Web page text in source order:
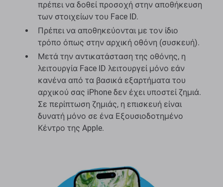
πρέπει να δοθεί προσοχή στην αποθήκευση
των στοιχείων του Face ID.
Πρέπει να αποθηκεύονται με τον ίδιο
τρόπο όπως στην αρχική οθόνη (συσκευή).
Μετά την αντικατάσταση της οθόνης, η
λειτουργία Face ID λειτουργεί μόνο εάν
κανένα από τα βασικά εξαρτήματα του
αρχικού σας iPhone δεν έχει υποστεί ζημιά.
Σε περίπτωση ζημιάς, η επισκευή είναι
δυνατή μόνο σε ένα Εξουσιοδοτημένο
Κέντρο της Apple.